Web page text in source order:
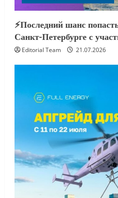
⚡️Последний шанс
Санкт-Петербурге с
Editorial Team 21.07.2026